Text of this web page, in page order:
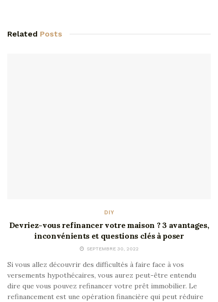
Related Posts
DIY
Devriez-vous refinancer votre maison ? 3 avantages,
inconvénients et questions clés à poser
SEPTEMBRE 30, 2022
Si vous allez découvrir des difficultés à faire face à vos
versements hypothécaires, vous aurez peut-être entendu
dire que vous pouvez refinancer votre prêt immobilier. Le
refinancement est une opération financière qui peut réduire